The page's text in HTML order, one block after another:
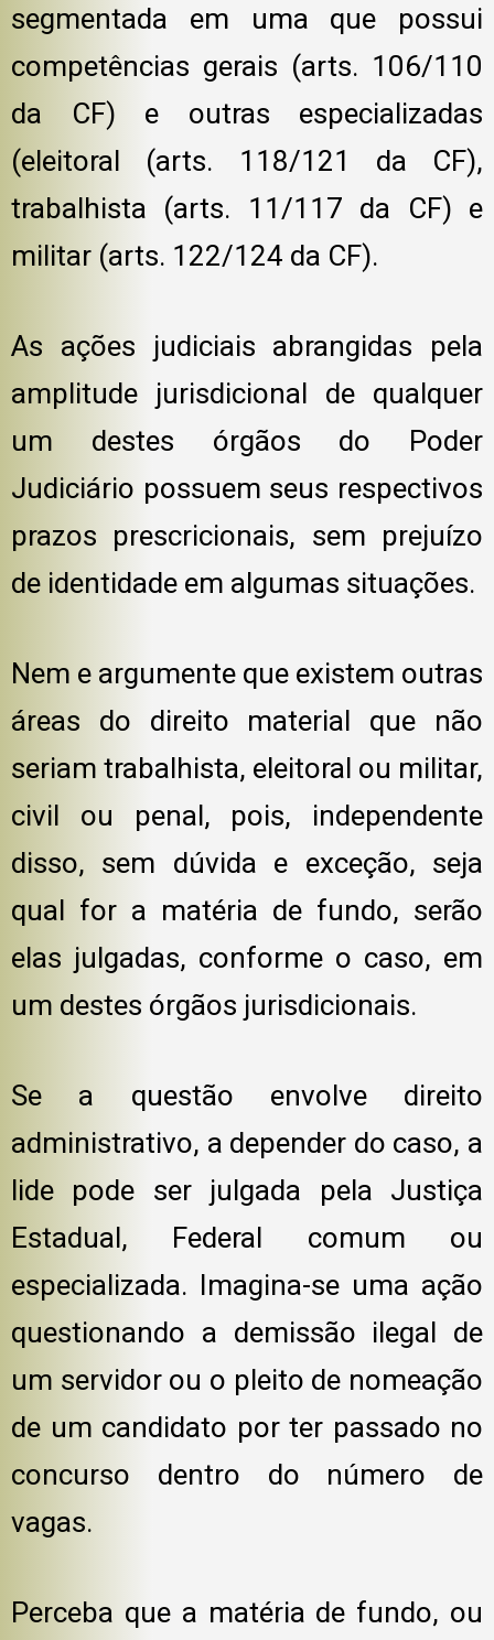
segmentada em uma que possui
competências gerais (arts. 106/110
da CF) e outras especializadas
(eleitoral (arts. 118/121 da CF),
trabalhista (arts. 11/117 da CF) e
militar (arts. 122/124 da CF).
As ações judiciais abrangidas pela
amplitude jurisdicional de qualquer
um destes órgãos do Poder
Judiciário possuem seus respectivos
prazos prescricionais, sem prejuízo
de identidade em algumas situações.
Nem e argumente que existem outras
áreas do direito material que não
seriam trabalhista, eleitoral ou militar,
civil ou penal, pois, independente
disso, sem dúvida e exceção, seja
qual for a matéria de fundo, serão
elas julgadas, conforme o caso, em
um destes órgãos jurisdicionais.
Se a questão envolve direito
administrativo, a depender do caso, a
lide pode ser julgada pela Justiça
Estadual, Federal comum ou
especializada. Imagina-se uma ação
questionando a demissão ilegal de
um servidor ou o pleito de nomeação
de um candidato por ter passado no
concurso dentro do número de
vagas.
Perceba que a matéria de fundo, ou